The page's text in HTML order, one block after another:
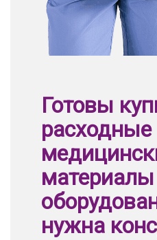
Готовы
расходные
нужна